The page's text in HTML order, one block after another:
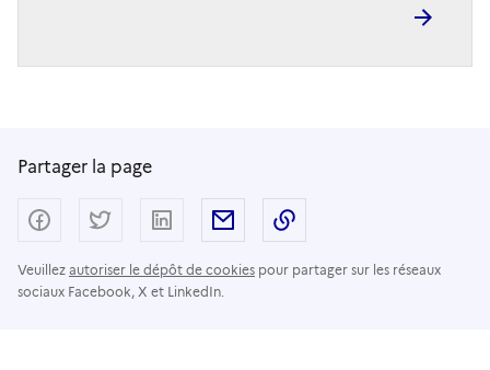
Partager la page
Veuillez autoriser le dépôt de cookies pour partager sur les réseaux
sociaux Facebook, X et LinkedIn.
Partager sur Facebook
Partager sur Twitter
Partager sur LinkedIn
Partager par email